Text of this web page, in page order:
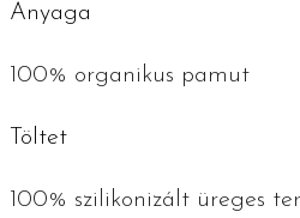
Anyaga
100% organikus pamut
Töltet
100% szilikonizált üreges